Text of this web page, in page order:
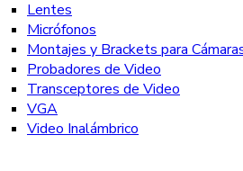
Lentes
Micrófonos
Montajes y Brackets para
Probadores de Video
Transceptores de Video
VGA
Video Inalámbrico